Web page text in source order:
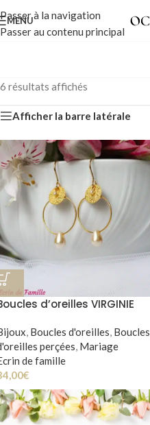
Passer à la navigation
Passer au contenu principal
MENU
6 résultats affichés
Afficher la barre latérale
d’oreilles VIRGINIE
, Boucles d'oreilles, Boucles
perçées, Mariage
de famille
€